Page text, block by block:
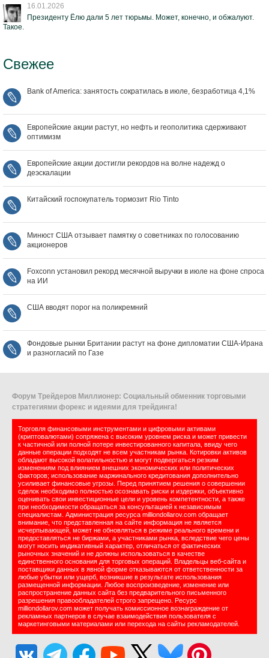
16.01.2026
Президенту Ёлю дали 5 лет тюрьмы. Может, конечно, и обжалуют.
Такое.
Свежее
Bank of America: занятость сократилась в июле, безработица 4,1%
Европейские акции растут, но нефть и геополитика сдерживают
оптимизм
Европейские акции достигли рекордов на волне надежд о
деэскалации
Китайский госпокупатель тормозит Rio Tinto
Минюст США отзывает памятку о советниках по голосованию
акционеров
Foxconn установил рекорд месячной выручки в июле на фоне спроса
на ИИ
США вводят порог на поликремний
Фондовые рынки Британии растут на фоне дипломатии США‑Ирана
и разногласий по Газе
Форум Трейдеров Миллионер: Социальный обменник торговыми
стратегиями форекс и идеями для трейдинга!
Торговля финансовыми инструментами и цифровыми активами
(криптовалютами) сопряжена с высоким уровнем риска и может привести
к частичной или полной потере инвестированного капитала, ввиду чего
данные операции подходят не всем участникам рынка. Котировки активов
обладают высокой волатильностью и могут подвергаться резким
изменениям под влиянием внешних экономических или политических
факторов; использование маржинального кредитования дополнительно
усиливает финансовые угрозы. Перед принятием решения о совершении
сделок необходимо полностью осознавать риски и издержки, объективно
оценивать свои инвестиционные цели и уровень компетентности, а также
при необходимости обращаться за консультацией к независимым
специалистам. Администрация ресурса milliondollarov.com обращает
внимание, что представленная на сайте информация не является
исчерпывающей, может не обновляться в режиме реального времени и
предоставляться не биржами, а участниками рынка, вследствие чего цены
могут носить индикативный характер, отличаться от фактических
рыночных значений и не должны использоваться в качестве
единственного основания для торговых операций. Владельцы веб-сайта и
поставщики данных в явной форме отказываются от ответственности за
любые убытки или ущерб, возникшие в результате использования
размещенной информации. Любое воспроизведение, изменение или
распространение данных сайта без предварительного письменного
разрешения правообладателей строго запрещено. Ресурс
milliondollarov.com может получать комиссионное вознаграждение от
рекламных партнеров в случае взаимодействия пользователя с
маркетинговыми материалами или перехода на сайты рекламодателей.